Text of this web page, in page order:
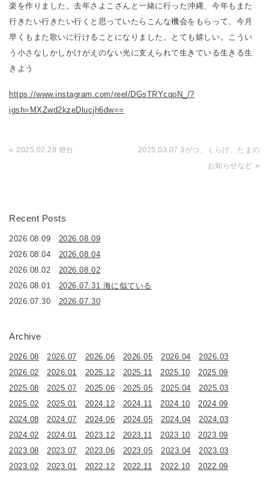
楽を作りました。去年さよこさんと一緒に行った沖縄、今年もまた
行きたい行きたい行くと思っていたらこんな機会をもらって、今月
早くもまた歌いに行けることになりました。とても嬉しい。こうい
う小さなしかしかけがえのない光に支えられて生きている生きる生
きよう
https://www.instagram.com/reel/DGsTRYcqoN_/?
igsh=MXZwd2kzeDlucjh6dw==
« 2025.02.28 燈台
2025.03.07 3がつ、くらげ、たまの
お知らせなど »
Recent Posts
2026.08.09
2026.08.09
2026.08.04
2026.08.04
2026.08.02
2026.08.02
2026.08.01
2026.07.31 海に似ている
2026.07.30
2026.07.30
Archive
2026.08 2026.07 2026.06 2026.05 2026.04
2026.03
2026.02
2026.01 2025.12 2025.11 2025.10
2025.09
2025.08
2025.07 2025.06 2025.05 2025.04
2025.03
2025.02
2025.01 2024.12 2024.11 2024.10
2024.09
2024.08
2024.07 2024.06 2024.05 2024.04
2024.03
2024.02
2024.01 2023.12 2023.11 2023.10
2023.09
2023.08
2023.07 2023.06 2023.05 2023.04
2023.03
2023.02
2023.01 2022.12 2022.11 2022.10
2022.09